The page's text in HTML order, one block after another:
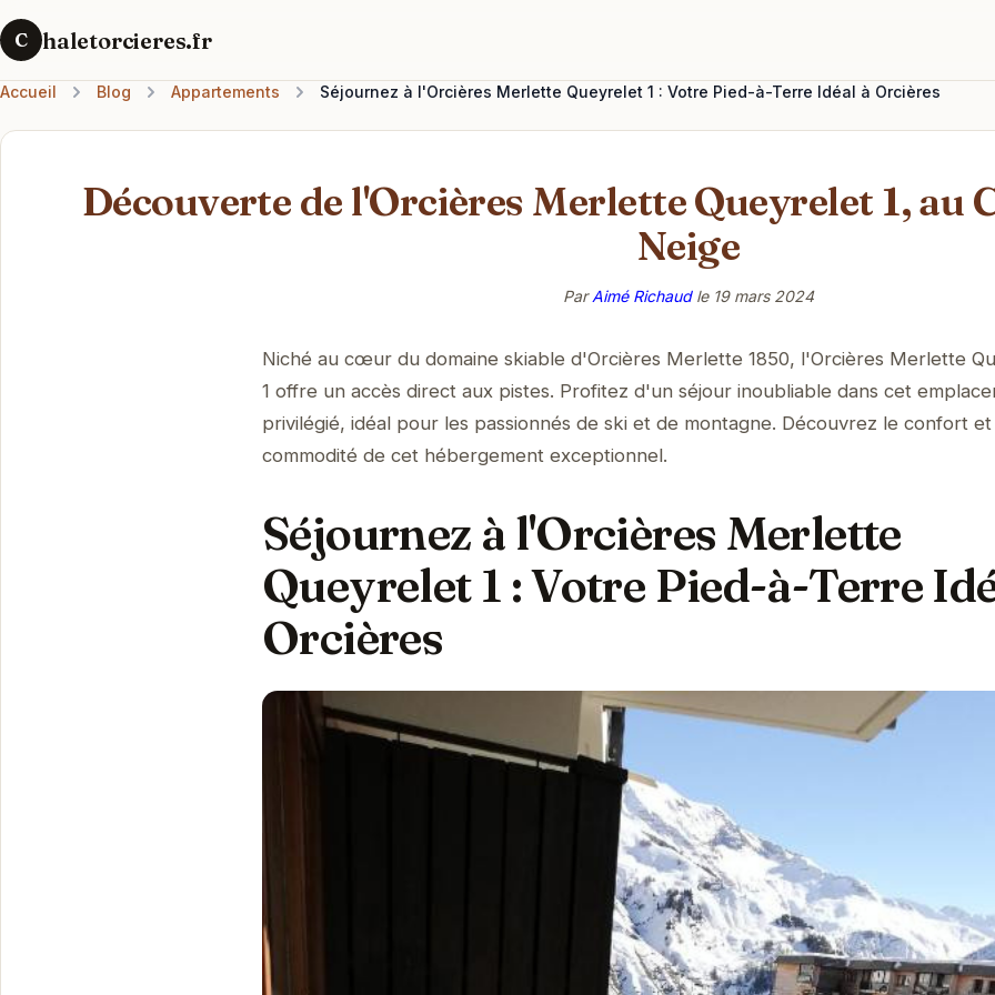
C haletorcieres.fr
Accueil Blog Appartements Séjournez à l'Orcières Merlette Queyrelet 1 : Votre Pied-à-Terre Idéal à Orcières
Découverte de l'Orcières Merlette Queyrelet 1, au
Neige
ParAimé Richaudle 19 mars 2024
Niché au cœur du domaine skiable d'Orcières Merlette 1850, l'Orcières Merlette
1 offre un accès direct aux pistes. Profitez d'un séjour inoubliable dans cet
privilégié, idéal pour les passionnés de ski et de montagne. Découvrez le confort et
commodité de cet hébergement exceptionnel.
Séjournez à l'Orcières Merlette
Queyrelet 1 : Votre Pied-à-Terre
Orcières